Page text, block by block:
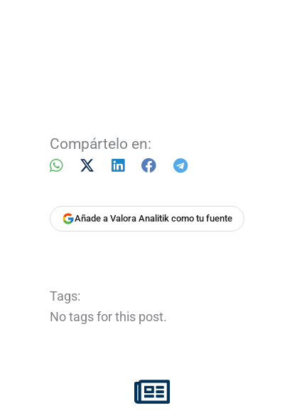
Compártelo en:
Añade a Valora Analitik como tu fuente
Tags:
No tags for this post.